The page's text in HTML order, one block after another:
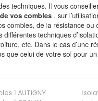
techniques. Il vous
vos combles , sur
combles, de la résistance ou
techniques
etc. Dans le cas d’une
que celui de votre sol pour
1 AUTIGNY